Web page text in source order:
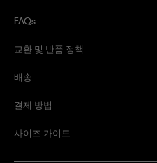
FAQs
교환 및 반품 정책
배송
결제 방법
사이즈 가이드